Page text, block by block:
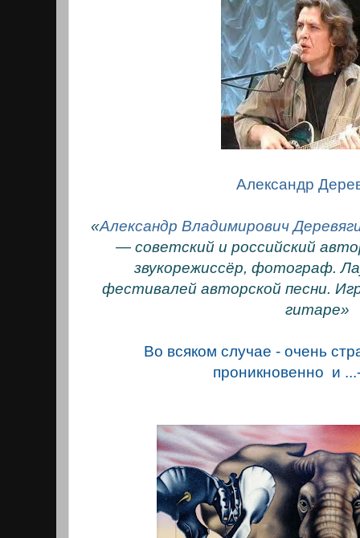
Александр
«Александр Владимирович
— советский и российский
звукорежиссёр, фотограф.
фестивалей авторской песни.
гитаре»
Во всяком случае - очень
проникновенно и